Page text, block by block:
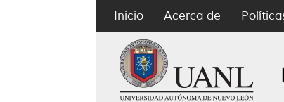
Inicio Acerca de